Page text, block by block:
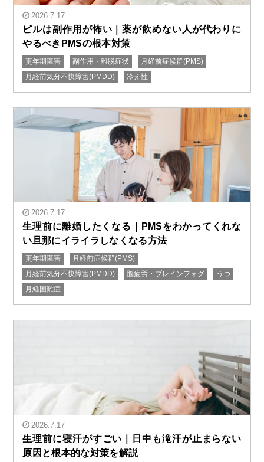
やるべきPMSの根本対策"/>
2026.7.17
ピルは副作用が怖い｜薬が飲めない人が代わりに
やるべきPMSの根本対策
更年期障害 副作用・離脱症状
月経前症候群(PMS)
月経前気分不快障害(PMDD)
冷え性
" alt="生理前に離婚したくなる｜PMSをわかってくれな
い旦那にイライラしなくなる方法"/>
2026.7.17
生理前に離婚したくなる｜PMSをわかってくれな
い旦那にイライラしなくなる方法
更年期障害
月経前症候群(PMS)
月経前気分不快障害(PMDD)
脳疲労・ブレインフォグ
うつ
月経困難症
2026.7.17
生理前に寝汗がすごい｜日中も滝汗が止まらない
原因と根本的な対策を解説